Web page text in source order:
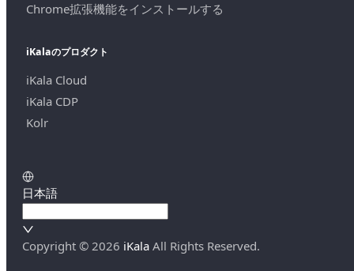
Chrome拡張機能をインストールする
iKalaのプロダクト
iKala Cloud
iKala CDP
Kolr
日本語
Copyright © 2026 iKala All Rights Reserved.